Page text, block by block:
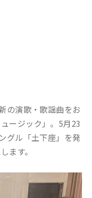
の演歌・歌謡曲をお
ージック」。5月23
グル「土下座」を発
ます。